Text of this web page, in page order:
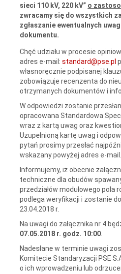
sieci 110 kV, 220 kV” o
zwracamy się do wszystkich
zgłaszanie ewentualnych
dokumentu.
Chęć udziału w procesie
adres e-mail: standard@pse.pl
własnoręcznie podpisanej
zobowiązuje recenzenta do
otrzymanych dokumentów i
W odpowiedzi zostanie
opracowana Standardowa
wraz z kartą uwag oraz
Uzupełnioną kartę uwag i
pytań prosimy przesłać
wskazany powyżej adres e-mail.
Informujemy, iż obecnie
techniczne dla obudów
przedziałów modułowego pola
podlega weryfikacji i zostanie
23.04.2018 r.
Na uwagi do załącznika nr 4
07.05.2018 r. godz. 10:00
Nadesłane w terminie uwagi
Komitecie Standaryzacji PSE
o ich wprowadzeniu lub